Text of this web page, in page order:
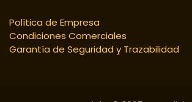
Política de Empresa
Condiciones Comerciales
Garantía de Seguridad y Trazabilidad